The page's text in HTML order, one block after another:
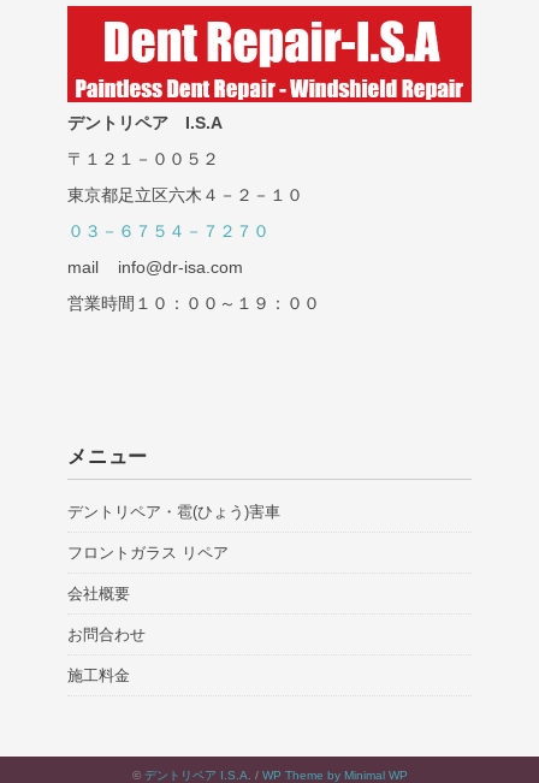
デントリペア I.S.A
〒１２１－００５２
東京都足立区六木４－２－１０
０３－６７５４－７２７０
mail info@dr-isa.com
営業時間１０：００～１９：００
メニュー
デントリペア・雹(ひょう)害車
フロントガラス リペア
会社概要
お問合わせ
施工料金
© デントリペア I.S.A . / WP Theme by Minimal WP